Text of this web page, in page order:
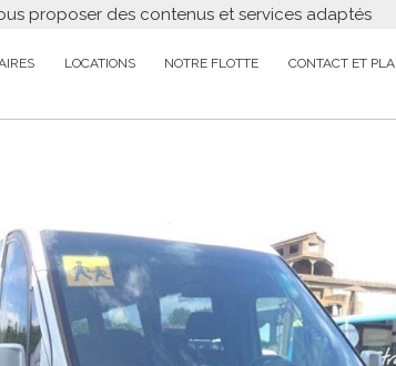
LOCATIONS NOTRE FLOTTE CONTACT ET
proposer des contenus et services adaptés